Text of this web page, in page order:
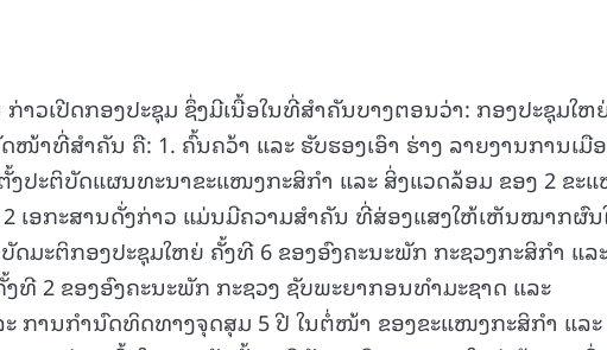
າວເປີດກອງປະຊຸມ ຊຶ່ງມີເນື້ອໃນທີ່ສໍາຄັນບາງຕອນວ່າ: ກອງປະຊຸມໃຫ
ໜ້າທີ່ສໍາຄັນ ຄື: 1. ຄົ້ນຄວ້າ ແລະ ຮັບຮອງເອົາ ຮ່າງ ລາຍງານການເມື
ງປະຕິບັດແຜນທະນາຂະແໜງກະສິກຳ ແລະ ສິ່ງແວດລ້ອມ ຂອງ 2 ຂະ
ເອກະສານດັ່ງກ່າວ ແມ່ນມີຄວາມສໍາຄັນ ທີ່ສ່ອງແສງໃຫ້ເຫັນໝາກຜົນ
ມະຕິກອງປະຊຸມໃຫຍ່ ຄັ້ງທີ 6 ຂອງອົງຄະນະພັກ ກະຊວງກະສິກຳ ແລ
ງທີ 2 ຂອງອົງຄະນະພັກ ກະຊວງ ຊັບພະຍາກອນທຳມະຊາດ ແລະ
ະ ການກຳນົດທິດທາງຈຸດສຸມ 5 ປີ ໃນຕໍ່ໜ້າ ຂອງຂະແໜງກະສິກຳ ແລະ